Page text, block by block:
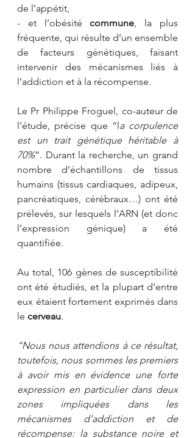
de l’appétit,
- et l’obésité commune, la plus
fréquente, qui résulte d’un ensemble
de facteurs génétiques, faisant
intervenir des mécanismes liés à
l’addiction et à la récompense.
Le Pr Philippe Froguel, co-auteur de
l’étude, précise que “la corpulence
est un trait génétique héritable à
70%”. Durant la recherche, un grand
nombre d’échantillons de tissus
humains (tissus cardiaques, adipeux,
pancréatiques, cérébraux…) ont été
prélevés, sur lesquels l’ARN (et donc
l’expression génique) a été
quantifiée.
Au total, 106 gènes de susceptibilité
ont été étudiés, et la plupart d’entre
eux étaient fortement exprimés dans
le cerveau.
“Nous nous attendions à ce résultat,
toutefois, nous sommes les premiers
à avoir mis en évidence une forte
expression en particulier dans deux
zones impliquées dans les
mécanismes d’addiction et de
récompense: la substance noire et